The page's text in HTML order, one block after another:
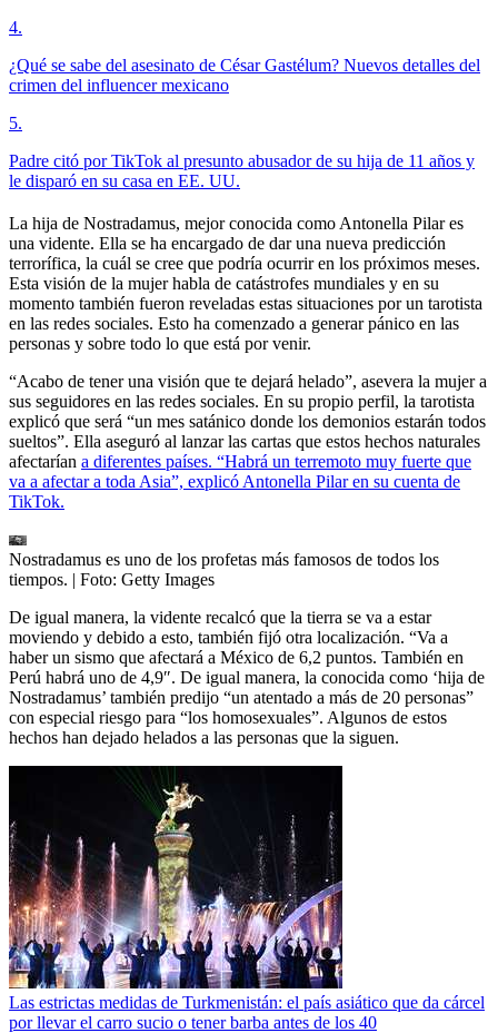
4.
¿Qué se sabe del asesinato de César Gastélum? Nuevos detalles del
crimen del influencer mexicano
5.
Padre citó por TikTok al presunto abusador de su hija de 11 años y
le disparó en su casa en EE. UU.
La hija de Nostradamus, mejor conocida como Antonella Pilar es
una vidente. Ella se ha encargado de dar una nueva predicción
terrorífica, la cuál se cree que podría ocurrir en los próximos meses.
Esta visión de la mujer habla de catástrofes mundiales y en su
momento también fueron reveladas estas situaciones por un tarotista
en las redes sociales. Esto ha comenzado a generar pánico en las
personas y sobre todo lo que está por venir.
“Acabo de tener una visión que te dejará helado”, asevera la mujer a
sus seguidores en las redes sociales. En su propio perfil, la tarotista
explicó que será “un mes satánico donde los demonios estarán todos
sueltos”. Ella aseguró al lanzar las cartas que estos hechos naturales
afectarían a diferentes países. “Habrá un terremoto muy fuerte que
va a afectar a toda Asia”, explicó Antonella Pilar en su cuenta de
TikTok.
Nostradamus es uno de los profetas más famosos de todos los
tiempos. | Foto: Getty Images
De igual manera, la vidente recalcó que la tierra se va a estar
moviendo y debido a esto, también fijó otra localización. “Va a
haber un sismo que afectará a México de 6,2 puntos. También en
Perú habrá uno de 4,9″. De igual manera, la conocida como ‘hija de
Nostradamus’ también predijo “un atentado a más de 20 personas”
con especial riesgo para “los homosexuales”. Algunos de estos
hechos han dejado helados a las personas que la siguen.
Las estrictas medidas de Turkmenistán: el país asiático que da cárcel
por llevar el carro sucio o tener barba antes de los 40